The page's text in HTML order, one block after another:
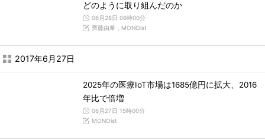
どのように取り組んだのか
06月28日 06時00分
齊藤由希，MONOist
2017年6月27日
2025年の医療IoT市場は1685億円に拡大、2016
年比で倍増
06月27日 15時00分
MONOist